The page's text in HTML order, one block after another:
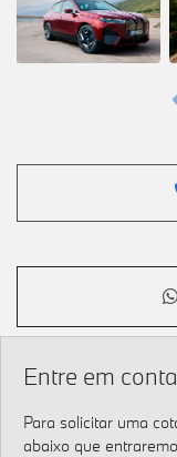
Entre em
Para solicitar uma
abaixo que